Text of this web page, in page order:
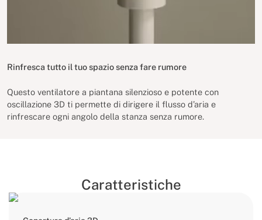
Rinfresca tutto il tuo spazio senza fare rumore
Questo ventilatore a piantana silenzioso e potente con
oscillazione 3D ti permette di dirigere il flusso d’aria e
rinfrescare ogni angolo della stanza senza rumore.
Caratteristiche